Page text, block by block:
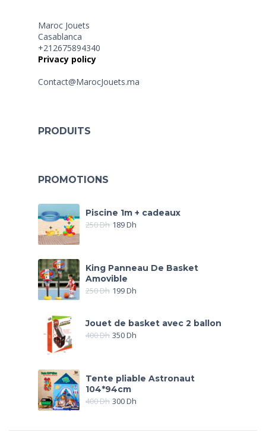
Maroc Jouets
Casablanca
+212675894340
Privacy policy
Contact@MarocJouets.ma
PRODUITS
PROMOTIONS
Piscine 1m + cadeaux
250Dh 189Dh
King Panneau De Basket
Amovible
250Dh 199Dh
Jouet de basket avec 2 ballon
400Dh 350Dh
Tente pliable Astronaut
104*94cm
400Dh 300Dh